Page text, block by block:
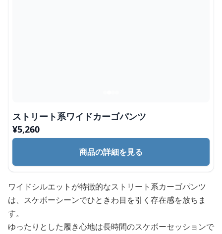
ストリート系ワイドカーゴパンツ
¥5,260
商品の詳細を見る
ワイドシルエットが特徴的なストリート系カーゴパンツ
は、スケボーシーンでひときわ目を引く存在感を放ちま
す。
ゆったりとした履き心地は長時間のスケボーセッションで